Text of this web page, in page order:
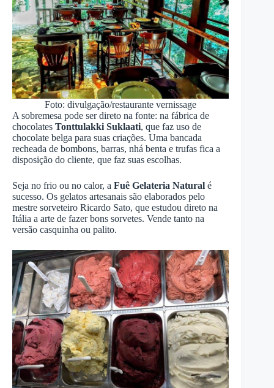
Foto: divulgação/restaurante vernissage
A sobremesa pode ser direto na fonte: na fábrica de
chocolates Tonttulakki Suklaati, que faz uso de
chocolate belga para suas criações. Uma bancada
recheada de bombons, barras, nhá benta e trufas fica a
disposição do cliente, que faz suas escolhas.
Seja no frio ou no calor, a Fuê Gelateria Natural é
sucesso. Os gelatos artesanais são elaborados pelo
mestre sorveteiro Ricardo Sato, que estudou direto na
Itália a arte de fazer bons sorvetes. Vende tanto na
versão casquinha ou palito.